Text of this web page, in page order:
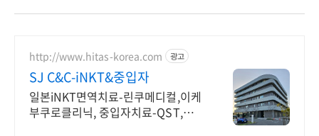
http://www.hitas-korea.com 광고
SJ C&C-iNKT&중입자
일본iNKT면역치료-린쿠메디컬,이케
부쿠로클리닉, 중입자치료-QST,군